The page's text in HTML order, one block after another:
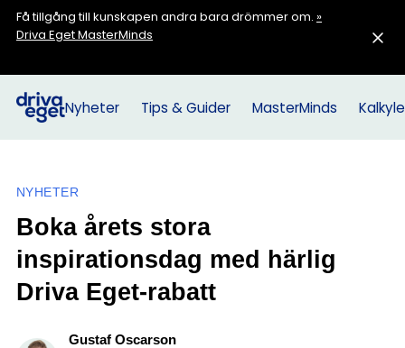
Få tillgång till kunskapen andra bara drömmer om. »
Driva Eget MasterMinds
Nyheter Tips & Guider MasterMinds
NYHETER
Boka årets stora
inspirationsdag med härlig
Driva Eget-rabatt
Gustaf Oscarson